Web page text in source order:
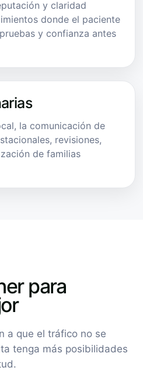
y claridad
donde el paciente
y confianza antes
la comunicación de
revisiones,
de familias
para
a que el tráfico no se
tenga más posibilidades